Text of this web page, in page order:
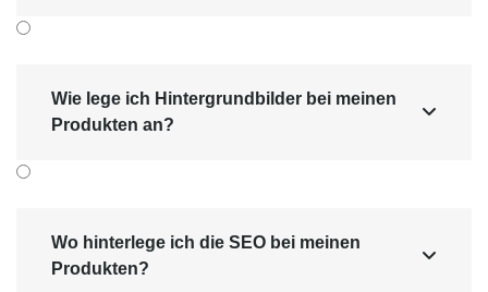
Wie lege ich Hintergrundbilder bei meinen
Produkten an?

Wo hinterlege ich die SEO bei meinen
Produkten?
